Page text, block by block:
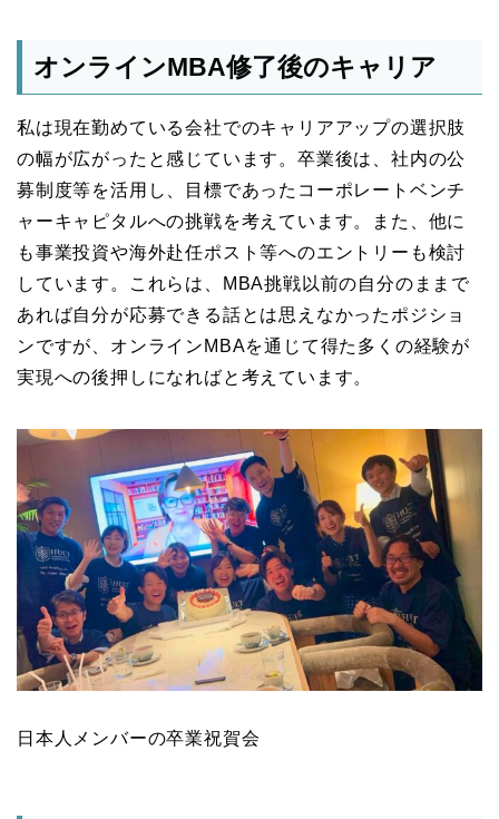
オンラインMBA修了後のキャリア
私は現在勤めている会社でのキャリアアップの選択肢
の幅が広がったと感じています。卒業後は、社内の公
募制度等を活用し、目標であったコーポレートベンチ
ャーキャピタルへの挑戦を考えています。また、他に
も事業投資や海外赴任ポスト等へのエントリーも検討
しています。これらは、MBA挑戦以前の自分のままで
あれば自分が応募できる話とは思えなかったポジショ
ンですが、オンラインMBAを通じて得た多くの経験が
実現への後押しになればと考えています。
日本人メンバーの卒業祝賀会